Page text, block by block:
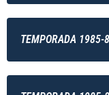
TEMPORADA 1985-